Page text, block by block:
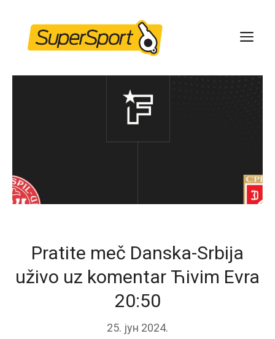
content
Pratite meč Danska-Srbija
uživo uz komentar Ћivim Evra
20:50
25. јун 2024.